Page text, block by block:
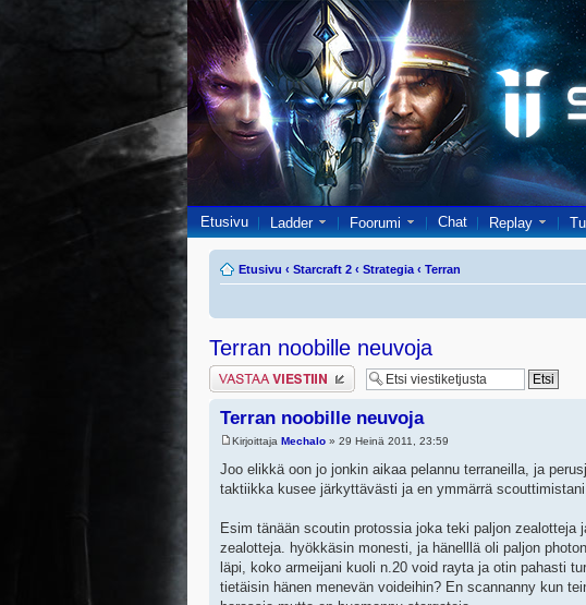
Etusivu Ladder Foorumi Chat Replay
Etusivu ‹ Starcraft 2 ‹ Strategia ‹ Terran
Terran noobille neuvoja
Lähetä vastaus
Terran noobille neuvoja
Kirjoittaja Mechalo » 29 Heinä 2011, 23:59
Joo elikkä oon jo jonkin aikaa pelannu terraneilla, ja
taktiikka kusee järkyttävästi ja en ymmärrä
Esim tänään scoutin protossia joka teki paljon
zealotteja. hyökkäsin monesti, ja hänelllä oli paljon
läpi, koko armeijani kuoli n.20 void rayta ja otin pahasti
tietäisin hänen menevän voideihin? En scannanny kun